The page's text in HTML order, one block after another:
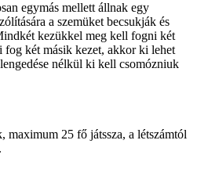
egymás mellett állnak egy
a szemüket becsukják és
kezükkel meg kell fogni két
fog két másik kezet, akkor ki lehet
nélkül ki kell csomózniuk
maximum 25 fő játssza, a létszámtól